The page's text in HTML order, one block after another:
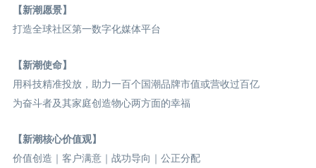
【新潮愿景】
打造全球社区第一数字化媒体平台
【新潮使命】
用科技精准投放，助力一百个国潮品牌市值或营收过百亿
为奋斗者及其家庭创造物心两方面的幸福
【新潮核心价值观】
价值创造｜客户满意｜战功导向｜公正分配